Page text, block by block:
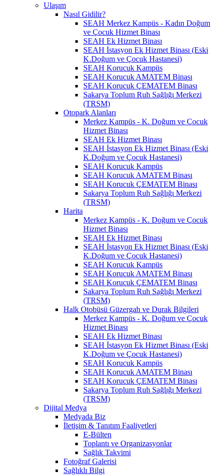
Ulaşım
Nasıl Gidilir?
SEAH Merkez Kampüs - Kadın Doğum
ve Çocuk Hizmet Binası
SEAH Ek Hizmet Binası
SEAH İstasyon Ek Hizmet Binası (Eski
K.Doğum ve Çocuk Hastanesi)
SEAH Korucuk Kampüs
SEAH Korucuk AMATEM Binası
SEAH Korucuk ÇEMATEM Binası
Sakarya Toplum Ruh Sağlığı Merkezi
(TRSM)
Otopark Alanları
Merkez Kampüs - K. Doğum ve Çocuk
Hizmet Binası
SEAH Ek Hizmet Binası
SEAH İstasyon Ek Hizmet Binası (Eski
K.Doğum ve Çocuk Hastanesi)
SEAH Korucuk Kampüs
SEAH Korucuk AMATEM Binası
SEAH Korucuk ÇEMATEM Binası
Sakarya Toplum Ruh Sağlığı Merkezi
(TRSM)
Harita
Merkez Kampüs - K. Doğum ve Çocuk
Hizmet Binası
SEAH Ek Hizmet Binası
SEAH İstasyon Ek Hizmet Binası (Eski
K.Doğum ve Çocuk Hastanesi)
SEAH Korucuk Kampüs
SEAH Korucuk AMATEM Binası
SEAH Korucuk ÇEMATEM Binası
Sakarya Toplum Ruh Sağlığı Merkezi
(TRSM)
Halk Otobüsü Güzergah ve Durak Bilgileri
Merkez Kampüs - K. Doğum ve Çocuk
Hizmet Binası
SEAH Ek Hizmet Binası
SEAH İstasyon Ek Hizmet Binası (Eski
K.Doğum ve Çocuk Hastanesi)
SEAH Korucuk Kampüs
SEAH Korucuk AMATEM Binası
SEAH Korucuk ÇEMATEM Binası
Sakarya Toplum Ruh Sağlığı Merkezi
(TRSM)
Dijital Medya
Medyada Biz
İletişim & Tanıtım Faaliyetleri
E-Bülten
Toplantı ve Organizasyonlar
Sağlık Takvimi
Fotoğraf Galerisi
Sağlıklı Bilgi